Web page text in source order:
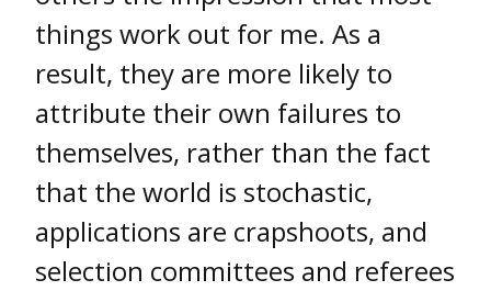
things work out for me. As a
result, they are more likely to
attribute their own failures to
themselves, rather than the fact
that the world is stochastic,
applications are crapshoots, and
selection committees and referees